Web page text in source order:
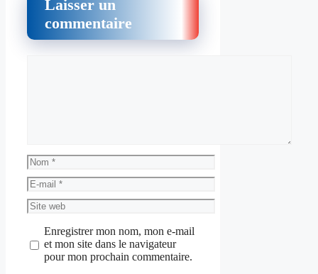
Laisser un
commentaire
Nom
E-
mail
Site
web
Enregistrer mon nom, mon e-mail
et mon site dans le navigateur
pour mon prochain commentaire.